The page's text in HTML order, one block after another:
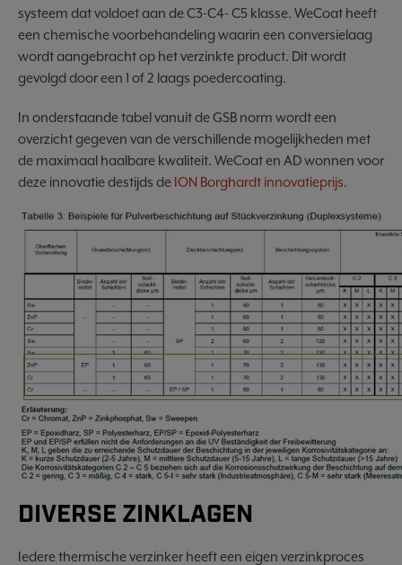
systeem dat voldoet aan de C3-C4- C5 klasse. WeCoat heeft
een chemische voorbehandeling waarin een conversielaag
wordt aangebracht op het verzinkte product. Dit wordt
gevolgd door een 1 of 2 laags poedercoating.
In onderstaande tabel vanuit de GSB norm wordt een
overzicht gegeven van de verschillende mogelijkheden met
de maximaal haalbare kwaliteit. WeCoat en AD wonnen voor
deze innovatie destijds de ION Borghardt innovatieprijs.
DIVERSE ZINKLAGEN
Iedere thermische verzinker heeft een eigen verzinkproces